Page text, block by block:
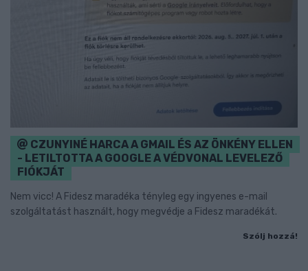
CZUNYINÉ HARCA A GMAIL ÉS AZ ÖNKÉNY ELLEN
- LETILTOTTA A GOOGLE A VÉDVONAL LEVELEZŐ
FIÓKJÁT
Nem vicc! A Fidesz maradéka tényleg egy ingyenes e-mail
szolgáltatást használt, hogy megvédje a Fidesz maradékát.
Szólj hozzá!